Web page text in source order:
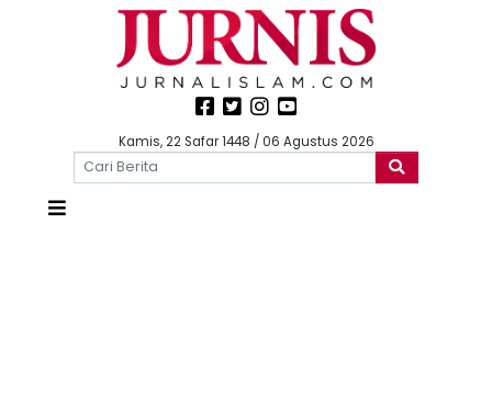
Kamis, 22 Safar 1448 / 06 Agustus 2026